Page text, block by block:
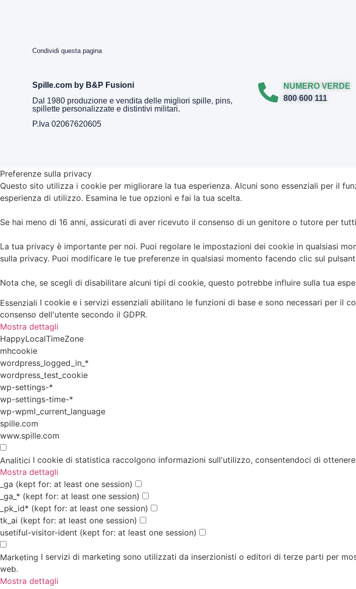
Condividi questa pagina
Spille.com by B&P Fusioni
Dal 1980 produzione e vendita delle migliori spille, pins,
spillette personalizzate e distintivi militari.
P.Iva 02067620605
NUMERO VERDE
800 600 111
Preferenze sulla privacy
Questo sito utilizza i cookie per migliorare la tua esperienza. Alcuni sono essenziali per il
esperienza di utilizzo. Esamina le tue opzioni e fai la tua scelta.
Se hai meno di 16 anni, assicurati di aver ricevuto il consenso di un genitore o tutore per
La tua privacy è importante per noi. Puoi regolare le impostazioni dei cookie in qualsiasi
sulla privacy. Puoi modificare le tue preferenze in qualsiasi momento facendo clic sul
Nota che, se scegli di disabilitare alcuni tipi di cookie, questo potrebbe influire sulla tua
Essenziali I cookie e i servizi essenziali abilitano le funzioni di base e sono necessari per il
consenso dell'utente secondo il GDPR.
Mostra dettagli
HappyLocalTimeZone
mhcookie
wordpress_logged_in_*
wordpress_test_cookie
wp-settings-*
wp-settings-time-*
wp-wpml_current_language
spille.com
www.spille.com
Analitici I cookie di statistica raccolgono informazioni sull'utilizzo, consentendoci di
Mostra dettagli
_ga (kept for: at least one session)
_ga_* (kept for: at least one session)
_pk_id* (kept for: at least one session)
tk_ai (kept for: at least one session)
usetiful-visitor-ident (kept for: at least one session)
Marketing I servizi di marketing sono utilizzati da inserzionisti o editori di terze parti per
web.
Mostra dettagli